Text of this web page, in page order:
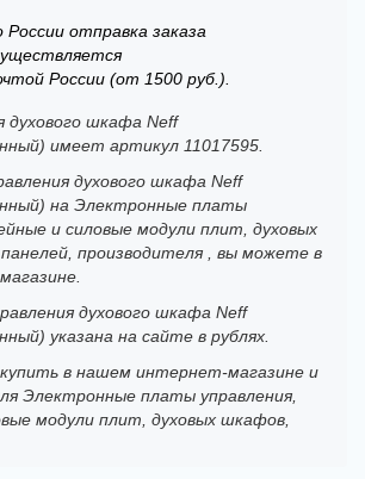
России отправка заказа
России (от 1500 руб.).
духового шкафа Neff
имеет артикул 11017595.
духового шкафа Neff
на Электронные платы
и силовые модули плит, духовых
производителя , вы можете в
духового шкафа Neff
указана на сайте в рублях.
в нашем интернет-магазине и
Электронные платы управления,
модули плит, духовых шкафов,